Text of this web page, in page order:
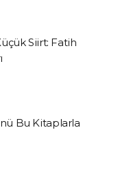
Siirt: Fatih
Bu Kitaplarla